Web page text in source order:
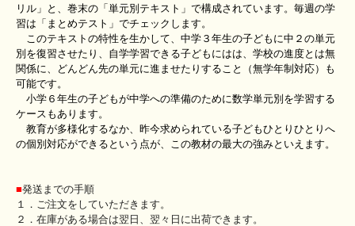
リル」と、巻末の「単元別テキスト」で構成されています。毎週の学
習は「まとめテスト」でチェックします。
このテキストの特性を生かして、中学３年生の子どもに中２の単元
別を復習させたり、自学学習できる子どもにはは、学校の進度とは無
関係に、どんどん先の単元に進ませたりすること（無学年制対応）も
可能です。
小学６年生の子どもが中学への準備のために数学単元別を学習する
ケースもあります。
教育が多様化するなか、昨今求められている子どもひとりひとりへ
の個別対応ができるという点が、この教材の最大の強みといえます。
■発送までの手順
１．ご注文をしていただきます。
２．在庫がある場合は翌日、翌々日に出荷できます。